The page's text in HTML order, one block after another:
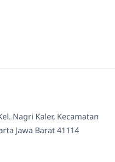
Nagri Kaler, Kecamatan
Jawa Barat 41114